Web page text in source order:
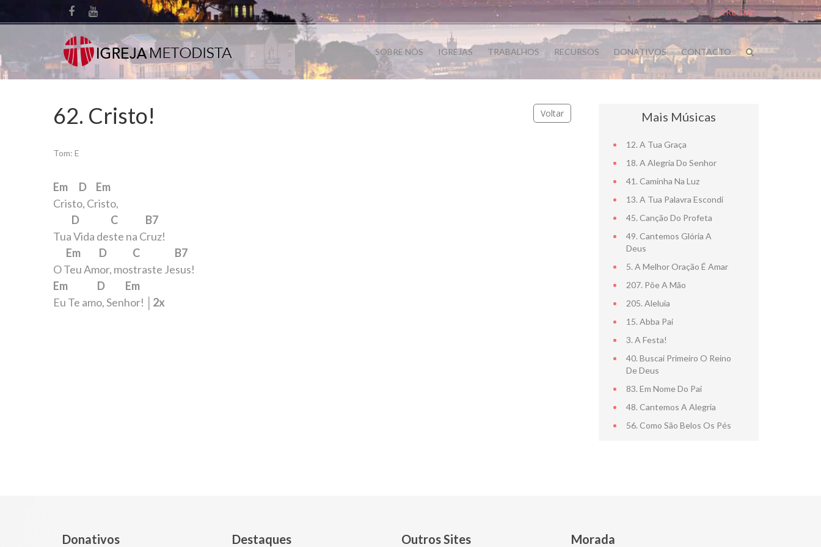
VozMetodista.pt CREIO.pt
SOBRE NÓS IGREJAS TRABALHOS RECURSOS DONATIVOS CONTACTO
62. Cristo! Voltar
Tom: E
Em D Em
Cristo, Cristo,
D C B7
Tua Vida deste na Cruz!
Em D C B7
O Teu Amor, mostraste Jesus!
Em D Em
Eu Te amo, Senhor!
│2x
Mais Músicas
12. A Tua Graça
18. A Alegria Do Senhor
41. Caminha Na Luz
13. A Tua Palavra Escondi
45. Canção Do Profeta
49. Cantemos Glória A
Deus
5. A Melhor Oração É Amar
207. Põe A Mão
205. Aleluia
15. Abba Pai
3. A Festa!
40. Buscai Primeiro O Reino
De Deus
83. Em Nome Do Pai
48. Cantemos A Alegria
56. Como São Belos Os Pés
Donativos Destaques Outros Sites Morada